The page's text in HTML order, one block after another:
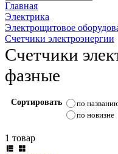
Главная
Электрика
Электрощитовое
Счетчики электроэнергии
Счетчики
фазные
Сортировать по
по новизне
1 товар